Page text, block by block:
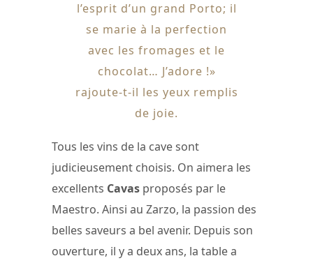
l’esprit d’un grand Porto; il
se marie à la perfection
avec les fromages et le
chocolat… J’adore !»
rajoute-t-il les yeux remplis
de joie.
Tous les vins de la cave sont
judicieusement choisis. On aimera les
excellents Cavas proposés par le
Maestro. Ainsi au Zarzo, la passion des
belles saveurs a bel avenir. Depuis son
ouverture, il y a deux ans, la table a